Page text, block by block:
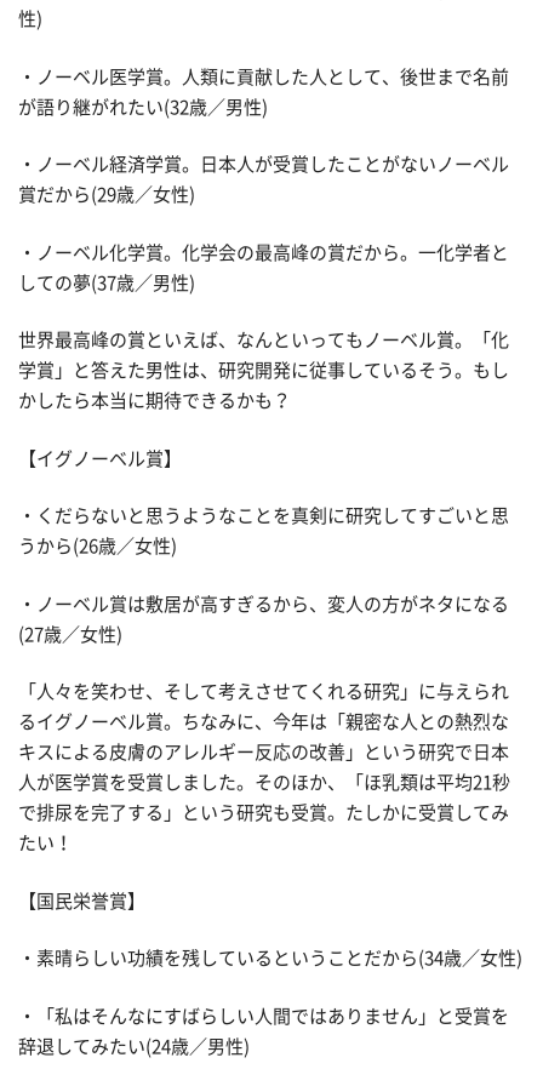
性)
・ノーベル医学賞。人類に貢献した人として、後世まで名前
が語り継がれたい(32歳／男性)
・ノーベル経済学賞。日本人が受賞したことがないノーベル
賞だから(29歳／女性)
・ノーベル化学賞。化学会の最高峰の賞だから。一化学者と
しての夢(37歳／男性)
世界最高峰の賞といえば、なんといってもノーベル賞。「化
学賞」と答えた男性は、研究開発に従事しているそう。もし
かしたら本当に期待できるかも？
【イグノーベル賞】
・くだらないと思うようなことを真剣に研究してすごいと思
うから(26歳／女性)
・ノーベル賞は敷居が高すぎるから、変人の方がネタになる
(27歳／女性)
「人々を笑わせ、そして考えさせてくれる研究」に与えられ
るイグノーベル賞。ちなみに、今年は「親密な人との熱烈な
キスによる皮膚のアレルギー反応の改善」という研究で日本
人が医学賞を受賞しました。そのほか、「ほ乳類は平均21秒
で排尿を完了する」という研究も受賞。たしかに受賞してみ
たい！
【国民栄誉賞】
・素晴らしい功績を残しているということだから(34歳／女性)
・「私はそんなにすばらしい人間ではありません」と受賞を
辞退してみたい(24歳／男性)